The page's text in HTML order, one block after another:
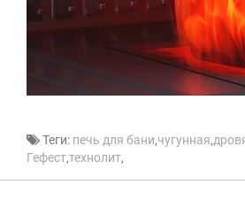
Теги: печь для бани,чугунная,
Гефест,технолит,